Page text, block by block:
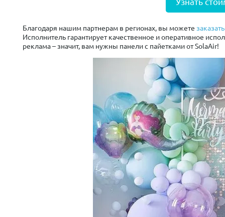
Благодаря нашим партнерам в регионах, вы можете
Исполнитель гарантирует качественное и оперативное
реклама – значит, вам нужны панели с пайетками от SolaAir!